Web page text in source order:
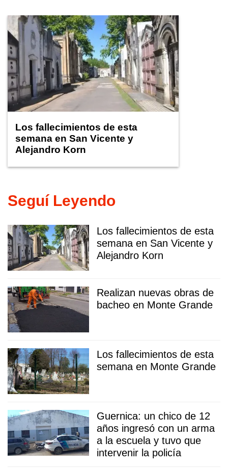
Los fallecimientos de esta
semana en San Vicente y
Alejandro Korn
Seguí Leyendo
Los fallecimientos de esta
semana en San Vicente y
Alejandro Korn
Realizan nuevas obras de
bacheo en Monte Grande
Los fallecimientos de esta
semana en Monte Grande
Guernica: un chico de 12
años ingresó con un arma
a la escuela y tuvo que
intervenir la policía